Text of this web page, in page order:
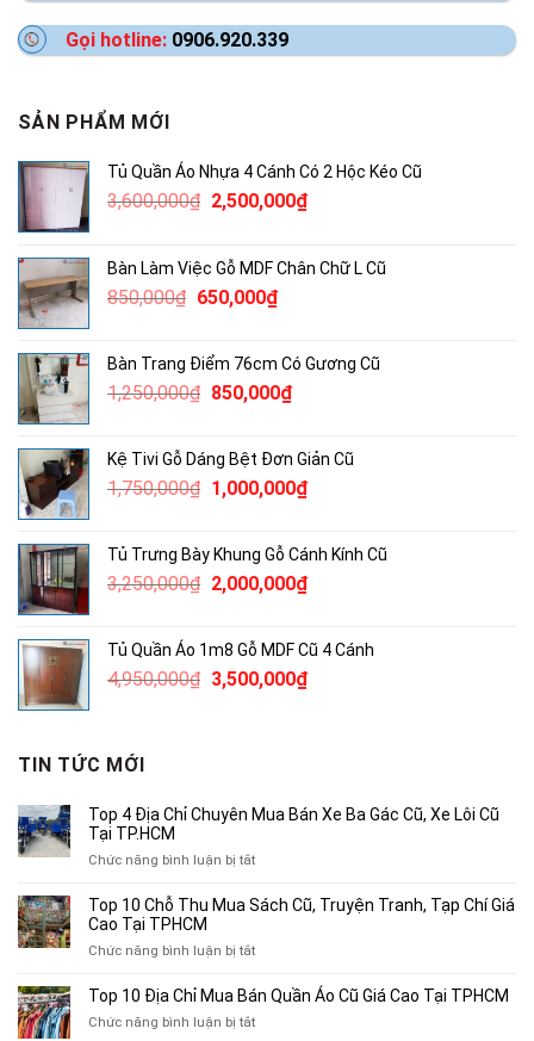
Gọi hotline: 0906.920.339
SẢN PHẨM MỚI
Tủ Quần Áo Nhựa 4 Cánh Có 2 Hộc Kéo Cũ
3,600,000₫ Giá
3,600,000₫.
2,500,000₫Giá
là:
Bàn Làm Việc Gỗ MDF Chân Chữ L Cũ
850,000₫ Giá
850,000₫.
650,000₫Giá
là:
650,000₫.
Bàn Trang Điểm 76cm Có Gương Cũ
1,250,000₫ Giá
1,250,000₫.
850,000₫Giá
là:
850,000₫.
Kệ Tivi Gỗ Dáng Bệt Đơn Giản Cũ
1,750,000₫ Giá
1,750,000₫.
1,000,000₫Giá
là:
1,000,000₫.
Tủ Trưng Bày Khung Gỗ Cánh Kính Cũ
3,250,000₫ Giá
3,250,000₫.
2,000,000₫Giá
là:
2,000,000₫.
Tủ Quần Áo 1m8 Gỗ MDF Cũ 4 Cánh
4,950,000₫ Giá
3,500,000₫Giá
TIN TỨC MỚI
Top 4 Địa Chỉ Chuyên Mua Bán Xe Ba Gác Cũ, Xe Lôi Cũ
Tại TP.HCM
Chức năng bình luận bị tắtở
4
Chuyên
Bán
Xe
Top 10 Chỗ Thu Mua Sách Cũ, Truyện Tranh, Tạp Chí Giá
Cao Tại TPHCM
Chức năng bình luận bị tắtở
10
Thu
Top 10 Địa Chỉ Mua Bán Quần Áo Cũ Giá Cao Tại TPHCM
Chức năng bình luận bị tắtở